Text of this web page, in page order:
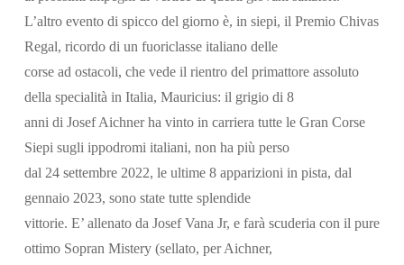
L’altro evento di spicco del giorno è, in siepi, il Premio Chivas
Regal, ricordo di un fuoriclasse italiano delle
corse ad ostacoli, che vede il rientro del primattore assoluto
della specialità in Italia, Mauricius: il grigio di 8
anni di Josef Aichner ha vinto in carriera tutte le Gran Corse
Siepi sugli ippodromi italiani, non ha più perso
dal 24 settembre 2022, le ultime 8 apparizioni in pista, dal
gennaio 2023, sono state tutte splendide
vittorie. E’ allenato da Josef Vana Jr, e farà scuderia con il pure
ottimo Sopran Mistery (sellato, per Aichner,